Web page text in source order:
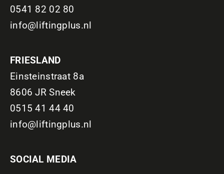
0541 82 02 80
info@liftingplus.nl
FRIESLAND
Einsteinstraat 8a
8606 JR Sneek
0515 41 44 40
info@liftingplus.nl
SOCIAL MEDIA